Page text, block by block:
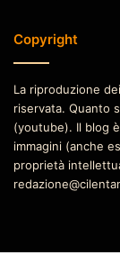
Copyright
La riproduzione
riservata. Quanto
(youtube). Il blog
immagini (anche
proprietà